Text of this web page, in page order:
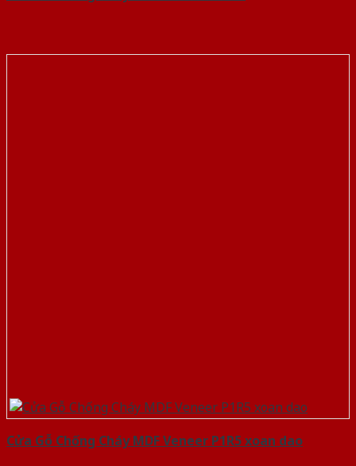
Cửa Gỗ Chống Cháy MDF Veneer P1R5 xoan dao